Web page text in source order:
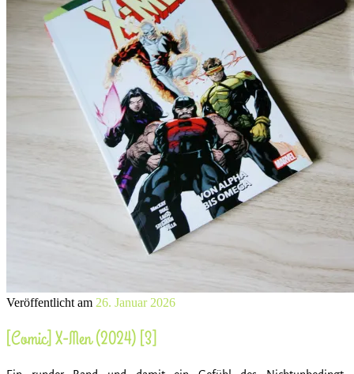
Veröffentlicht am 26. Januar 2026
[Comic] X-Men (2024) [3]